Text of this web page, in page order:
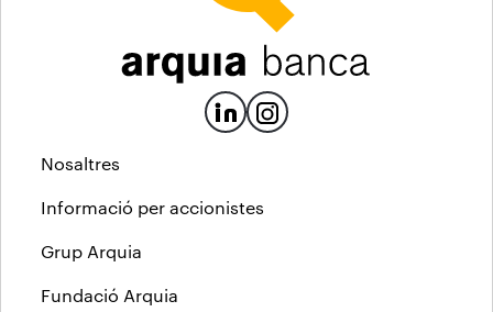
Nosaltres
Informació per accionistes
Grup Arquia
Fundació Arquia